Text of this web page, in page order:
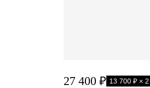
27 400 ₽ 13 700 ₽ × 2